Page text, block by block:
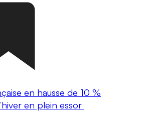
en hausse de 10 %
en plein essor